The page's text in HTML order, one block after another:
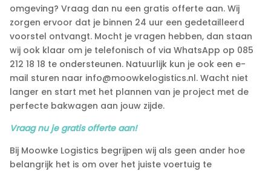
omgeving? Vraag dan nu een gratis offerte aan.​ Wij
zorgen ervoor dat je binnen 24 uur een gedetailleerd
voorstel ontvangt.​ Mocht je vragen hebben, dan staan
wij ook klaar om je telefonisch of via WhatsApp op 085
212 18 18 te ondersteunen.​ Natuurlijk kun je ook een e-
mail sturen naar info@moowkelogistics.​nl.​ Wacht niet
langer en start met het plannen van je project met de
perfecte bakwagen aan jouw zijde.​
Vraag nu je gratis offerte aan!
Bij Moowke Logistics begrijpen wij als geen ander hoe
belangrijk het is om over het juiste voertuig te